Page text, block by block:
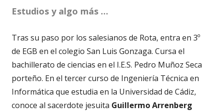
Estudios y algo más …
Tras su paso por los salesianos de Rota, entra en 3º
de EGB en el colegio San Luis Gonzaga. Cursa el
bachillerato de ciencias en el I.E.S. Pedro Muñoz Seca
porteño. En el tercer curso de Ingeniería Técnica en
Informática que estudia en la Universidad de Cádiz,
conoce al sacerdote jesuita Guillermo Arrenberg